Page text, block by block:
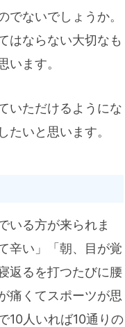
ないでしょうか。
はならない大切なも
ます。
いただけるようにな
いと思います。
いる方が来られま
辛い」「朝、目が覚
返るを打つたびに腰
痛くてスポーツが思
10人いれば10通りの